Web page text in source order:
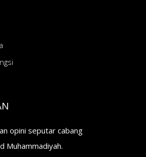
opini seputar cabang
Muhammadiyah.